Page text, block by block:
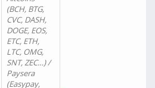
(BCH, BTG,
CVC, DASH,
DOGE, EOS,
ETC, ETH,
LTC, OMG,
SNT, ZEC…) /
Paysera
(Easypay,